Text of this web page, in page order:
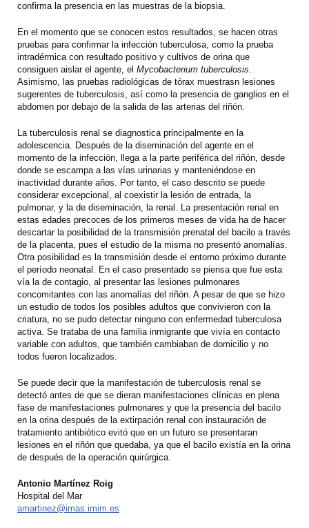
confirma la presencia en las muestras de la biopsia.
En el momento que se conocen estos resultados, se hacen otras
pruebas para confirmar la infección tuberculosa, como la prueba
intradérmica con resultado positivo y cultivos de orina que
consiguen aislar el agente, el Mycobacterium tuberculosis.
Asimismo, las pruebas radiológicas de tórax muestrasn lesiones
sugerentes de tuberculosis, así como la presencia de ganglios en el
abdomen por debajo de la salida de las arterias del riñón.
La tuberculosis renal se diagnostica principalmente en la
adolescencia. Después de la diseminación del agente en el
momento de la infección, llega a la parte periférica del riñón, desde
donde se escampa a las vías urinarias y manteniéndose en
inactividad durante años. Por tanto, el caso descrito se puede
considerar excepcional, al coexistir la lesión de entrada, la
pulmonar, y la de diseminación, la renal. La presentación renal en
estas edades precoces de los primeros meses de vida ha de hacer
descartar la posibilidad de la transmisión prenatal del bacilo a través
de la placenta, pues el estudio de la misma no presentó anomalías.
Otra posibilidad es la transmisión desde el entorno próximo durante
el período neonatal. En el caso presentado se piensa que fue esta
vía la de contagio, al presentar las lesiones pulmonares
concomitantes con las anomalías del riñón. A pesar de que se hizo
un estudio de todos los posibles adultos que convivieron con la
criatura, no se pudo detectar ninguno con enfermedad tuberculosa
activa. Se trataba de una familia inmigrante que vivía en contacto
variable con adultos, que también cambiaban de domicilio y no
todos fueron localizados.
Se puede decir que la manifestación de tuberculosis renal se
detectó antes de que se dieran manifestaciones clínicas en plena
fase de manifestaciones pulmonares y que la presencia del bacilo
en la orina después de la extirpación renal con instauración de
tratamiento antibiótico evitó que en un futuro se presentaran
lesiones en el riñón que quedaba, ya que el bacilo existía en la orina
de después de la operación quirúrgica.
Antonio Martínez Roig
Hospital del Mar
amartinez@imas.imim.es